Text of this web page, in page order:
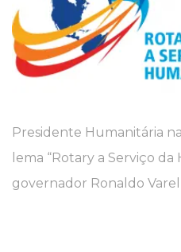
Presidente Humanitária
lema “Rotary a Serviço
governador Ronaldo